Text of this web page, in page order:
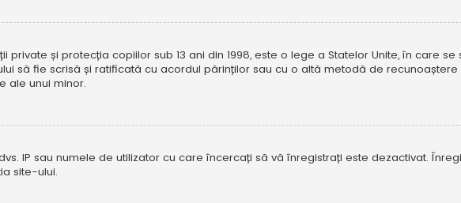
private și protecția copiilor sub 13 ani din 1998, este o lege a Statelor Unite, în care
să fie scrisă și ratificată cu acordul părinților sau cu o altă metodă de
ale unui minor.
IP sau numele de utilizator cu care încercați să vă înregistrați este dezactivat.
site-ului.